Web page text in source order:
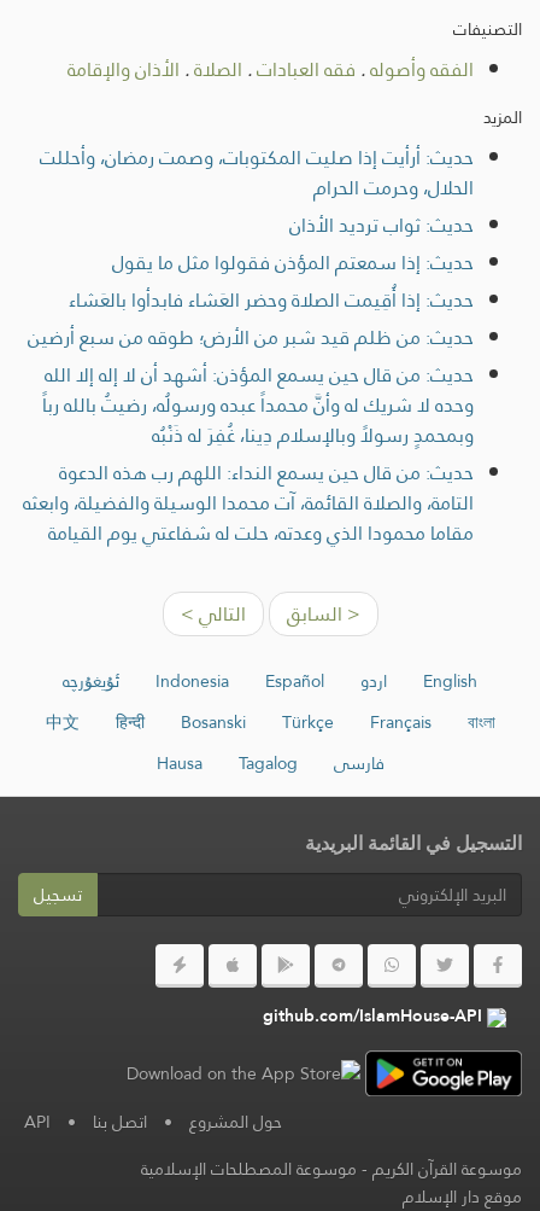
التصنيفات
الفقه وأصوله. فقه العبادات. الصلاة. الأذان والإقامة
المزيد
حديث: أرأيت إذا صليت المكتوبات، وصمت رمضان، وأحللت
الحلال، وحرمت الحرام
حديث: ثواب ترديد الأذان
حديث: إذا سمعتم المؤذن فقولوا مثل ما يقول
حديث: إذا أُقِيمت الصلاة وحضر العَشاء فابدأوا بالعَشاء
حديث: من ظلم قيد شبر من الأرض؛ طوقه من سبع أرضين
حديث: من قال حين يسمع المؤذن: أشهد أن لا إله إلا الله
وحده لا شريك له وأنَّ محمداً عبده ورسولُه، رضيتُ بالله رباً
وبمحمدٍ رسولاً وبالإسلام دِينا، غُفِرَ له ذَنْبُه
حديث: من قال حين يسمع النداء: اللهم رب هذه الدعوة
التامة، والصلاة القائمة، آت محمدا الوسيلة والفضيلة، وابعثه
مقاما محمودا الذي وعدته، حلت له شفاعتي يوم القيامة
< السابق التالي >
English اردو Español
Indonesia
ئۇيغۇرچە
বাংলা
Français
Türkçe
Bosanski
हिन्दी
中文
فارسی
Tagalog
Hausa
التسجيل في القائمة البريدية
تسجيل
github.com/IslamHouse-API
حول المشروع • اتصل بنا •
API
موسوعة القرآن الكريم-موسوعة المصطلحات الإسلامية
موقع دار الإسلام